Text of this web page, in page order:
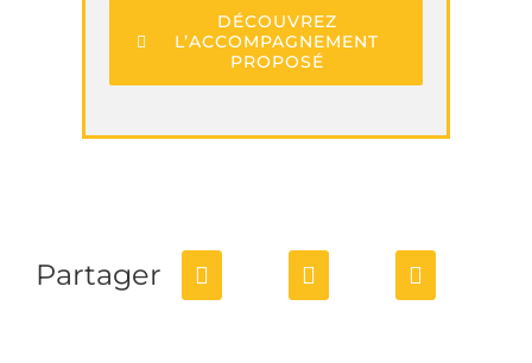
DÉCOUVREZ
L’ACCOMPAGNEMENT
PROPOSÉ
Partager